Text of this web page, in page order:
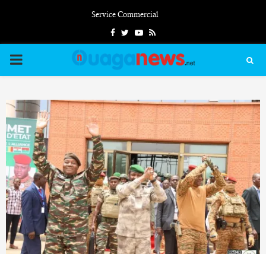
Service Commercial
FacebookTwitterYoutube
Rss
PRIMARY